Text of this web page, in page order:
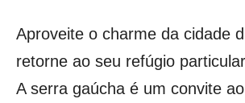
Aproveite o charme da cidade
retorne ao seu refúgio
A serra gaúcha é um convite